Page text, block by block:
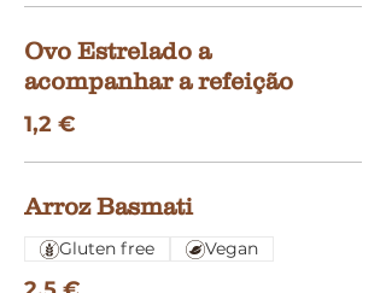
Ovo Estrelado a
acompanhar a refeição
1,2 €
Arroz Basmati
Gluten free Vegan